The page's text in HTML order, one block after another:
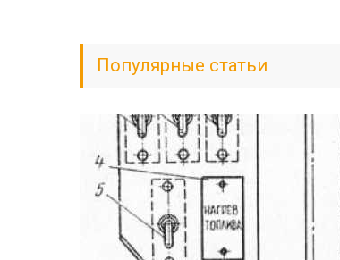
Популярные статьи